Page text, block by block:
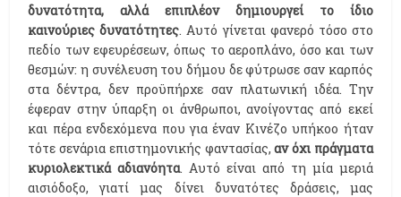
δυνατότητα, αλλά επιπλέον δημιουργεί το ίδιο
καινούριες δυνατότητες. Αυτό γίνεται φανερό τόσο στο
πεδίο των εφευρέσεων, όπως το αεροπλάνο, όσο και των
θεσμών: η συνέλευση του δήμου δε φύτρωσε σαν καρπός
στα δέντρα, δεν προϋπήρχε σαν πλατωνική ιδέα. Την
έφεραν στην ύπαρξη οι άνθρωποι, ανοίγοντας από εκεί
και πέρα ενδεχόμενα που για έναν Κινέζο υπήκοο ήταν
τότε σενάρια επιστημονικής φαντασίας,αν όχι πράγματα
κυριολεκτικά αδιανόητα. Αυτό είναι από τη μία μεριά
αισιόδοξο, γιατί μας δίνει δυνατότες δράσεις, μας